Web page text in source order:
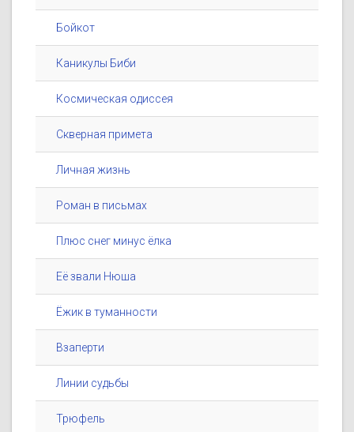
Бойкот
Каникулы Биби
Космическая одиссея
Скверная примета
Личная жизнь
Роман в письмах
Плюс снег минус ёлка
Её звали Нюша
Ёжик в туманности
Взаперти
Линии судьбы
Трюфель